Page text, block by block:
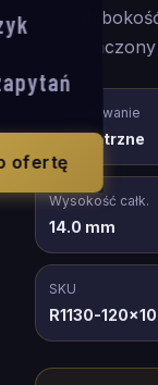
ofertę
mm
Zastosowanie
wewnętrzne
Wysokość całk.
14.0 mm
SKU
R1130-